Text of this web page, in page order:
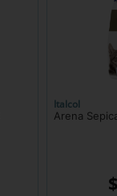
Italcol
Arena
$